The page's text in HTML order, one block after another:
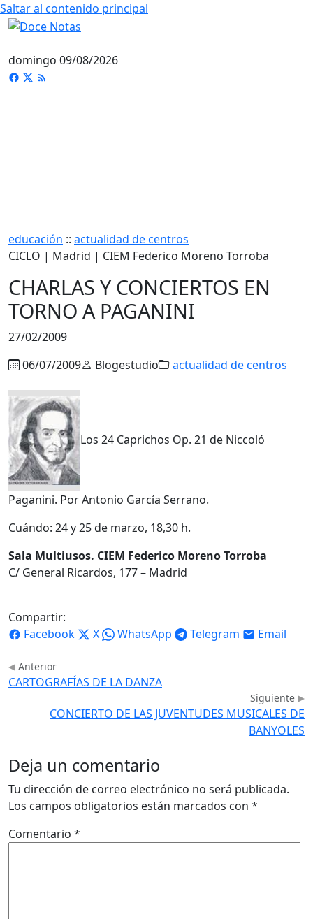
Saltar al contenido principal
domingo 09/08/2026
educación :: actualidad de centros
CICLO | Madrid | CIEM Federico Moreno Torroba
CHARLAS Y CONCIERTOS EN
TORNO A PAGANINI
27/02/2009
06/07/2009
Blogestudio actualidad de centros
Los 24 Caprichos Op. 21 de Niccoló
Paganini. Por Antonio García Serrano.
Cuándo: 24 y 25 de marzo, 18,30 h.
Sala Multiusos. CIEM Federico Moreno Torroba
C/ General Ricardos, 177 – Madrid
Compartir:
Facebook
X WhatsApp Telegram Email
Anterior
CARTOGRAFÍAS DE LA DANZA
Siguiente
CONCIERTO DE LAS JUVENTUDES MUSICALES DE
BANYOLES
Deja un comentario
Tu dirección de correo electrónico no será publicada.
Los campos obligatorios están marcados con *
Comentario *